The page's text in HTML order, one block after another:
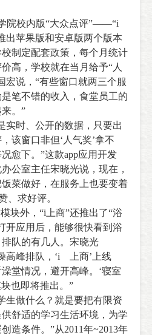
院校内版“大众点评”——“i
出苹果版和安卓版两个版本
制定配套政策，每个月统计
高，学校就在当月给予“人
宏说，“有些窗口就两三个服
笔不错的收入，食堂员工的
。”
实时、公开的数据，只要出
该窗口非但‘人气奖’拿不
愈下。”这款app应用开发
公室主任宋晓光说，现在，
菜做好，在服务上也要变着
、求好评。
块外，“i上商”还推出了“浴
开应用后，能够很快看到浴
队的有几人。宋晓光
高峰排队，‘i 上商’上线
堂情况，避开高峰。‘寝室
块也即将推出。”
生做什么？就是要把有限资
舒适的学习生活环境，为学
造条件。”从2011年~2013年